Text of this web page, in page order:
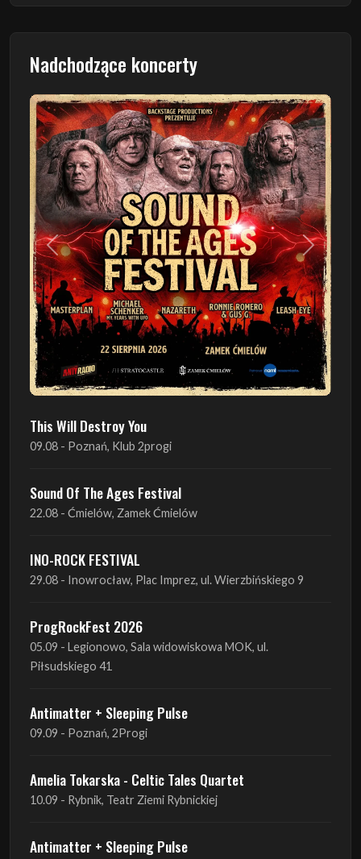
Nadchodzące koncerty
Poprzedni Następny
This Will Destroy You
09.08 - Poznań, Klub 2progi
Sound Of The Ages Festival
22.08 - Ćmielów, Zamek Ćmielów
INO-ROCK FESTIVAL
29.08 - Inowrocław, Plac Imprez, ul. Wierzbińskiego 9
ProgRockFest 2026
05.09 - Legionowo, Sala widowiskowa MOK, ul.
Piłsudskiego 41
Antimatter + Sleeping Pulse
09.09 - Poznań, 2Progi
Amelia Tokarska - Celtic Tales Quartet
10.09 - Rybnik, Teatr Ziemi Rybnickiej
Antimatter + Sleeping Pulse